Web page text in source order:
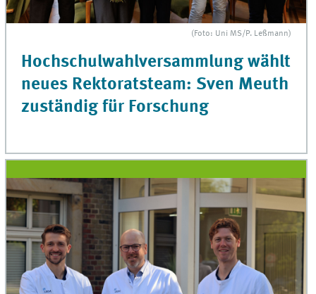
(Foto: Uni MS/P. Leßmann)
Hochschulwahlversammlung wählt
neues Rektoratsteam: Sven Meuth
zuständig für Forschung